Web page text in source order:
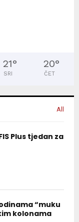
21°
SRI
20°
ČET
All
Plus tjedan za
“muku
kolonama